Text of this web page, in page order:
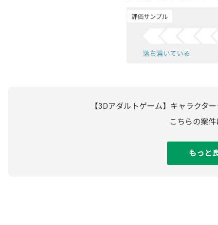
【3Dアダルトゲーム】キャラク
こちらの案
もっと